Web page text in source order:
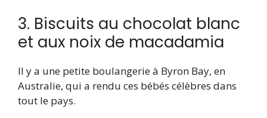
3. Biscuits au chocolat blanc
et aux noix de macadamia
Il y a une petite boulangerie à Byron Bay, en
Australie, qui a rendu ces bébés célèbres dans
tout le pays.